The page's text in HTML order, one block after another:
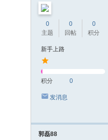
0
主题
0
回帖
0
积分
新手上路
积分 0
发消息
郭磊88